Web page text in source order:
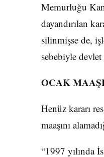
Memurluğu
dayandırılan
silinmişse de,
sebebiyle
OCAK
Henüz kararı
maaşını
“1997 yılında